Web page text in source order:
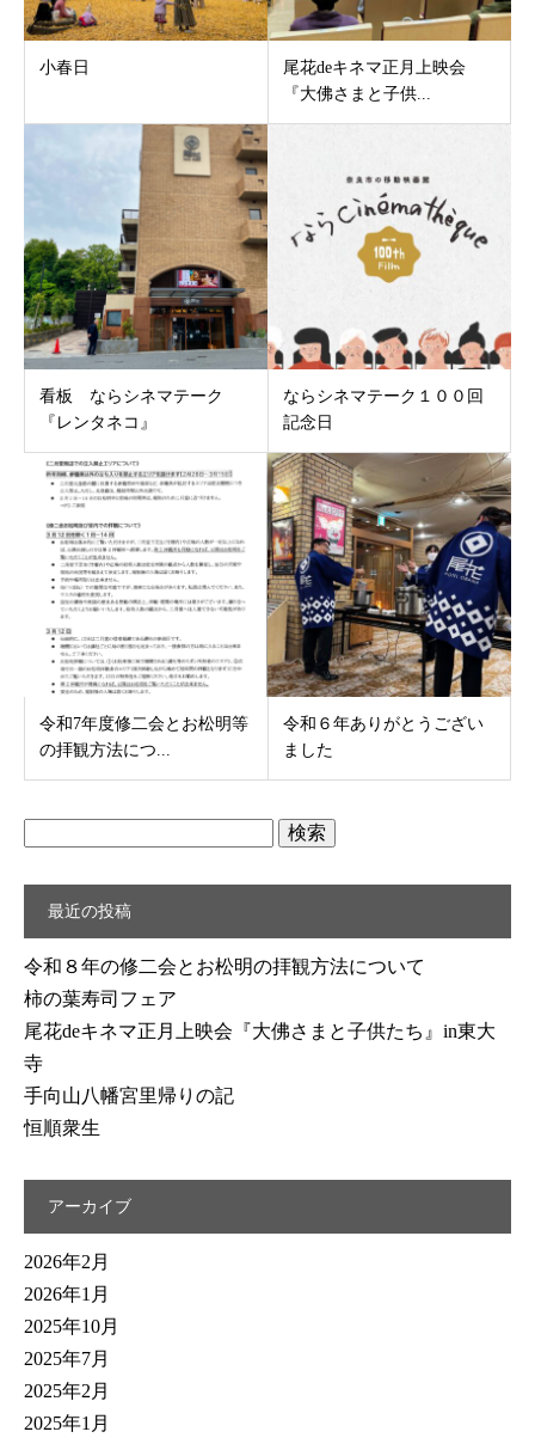
小春日
尾花deキネマ正月上映会
『大佛さまと子供...
看板 ならシネマテーク
『レンタネコ』
ならシネマテーク１００回
記念日
令和7年度修二会とお松明等
の拝観方法につ...
令和６年ありがとうござい
ました
最近の投稿
令和８年の修二会とお松明の拝観方法について
柿の葉寿司フェア
尾花deキネマ正月上映会『大佛さまと子供たち』in東大
寺
手向山八幡宮里帰りの記
恒順衆生
アーカイブ
2026年2月
2026年1月
2025年10月
2025年7月
2025年2月
2025年1月